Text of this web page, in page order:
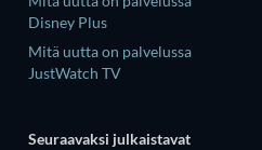
Disney Plus
Mitä uutta on palvelussa
JustWatch TV
Seuraavaksi julkaistavat